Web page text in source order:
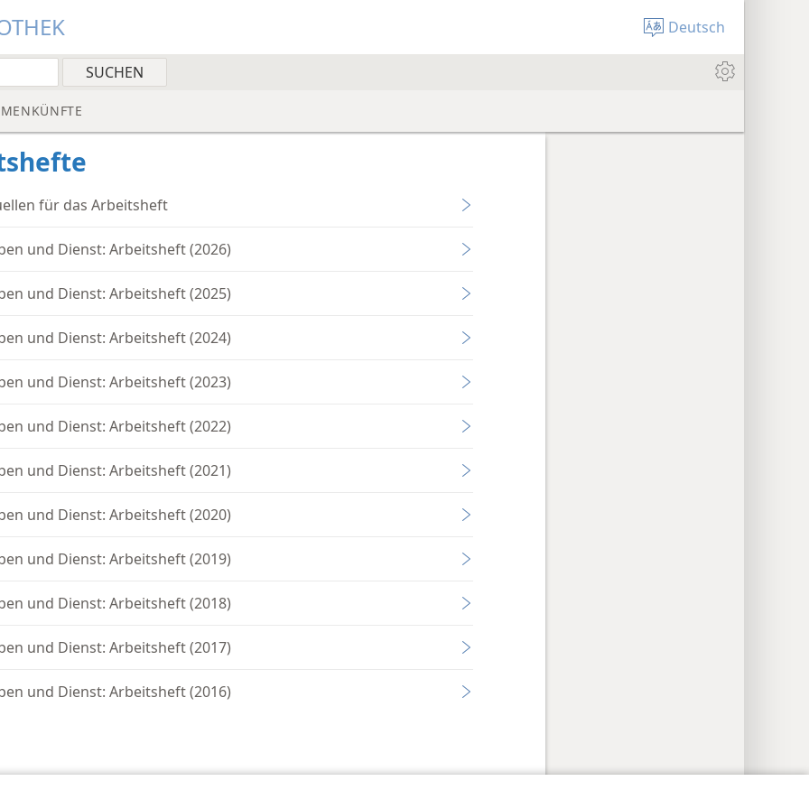
Deutsch
für das Arbeitsheft
und Dienst: Arbeitsheft (2026)
und Dienst: Arbeitsheft (2025)
und Dienst: Arbeitsheft (2024)
und Dienst: Arbeitsheft (2023)
und Dienst: Arbeitsheft (2022)
und Dienst: Arbeitsheft (2021)
und Dienst: Arbeitsheft (2020)
und Dienst: Arbeitsheft (2019)
und Dienst: Arbeitsheft (2018)
und Dienst: Arbeitsheft (2017)
und Dienst: Arbeitsheft (2016)